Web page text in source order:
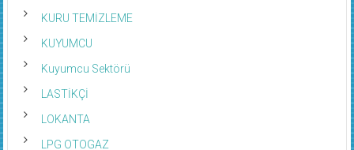
KURU TEMİZLEME
KUYUMCU
Kuyumcu Sektörü
LASTİKÇİ
LOKANTA
LPG OTOGAZ